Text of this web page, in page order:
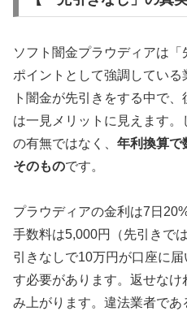
ソフト闇金プラウディアは
ポイントとして強調してい
ト闇金が先引きをする中で
は一見メリットに見えます
の有無ではなく、 年利換算で
そのものです。
プラウディアの金利は7日
手数料は5,000円（先引きで
引きなしで10万円が口座に
す必要があります。返せな
み上がります。違法業者で